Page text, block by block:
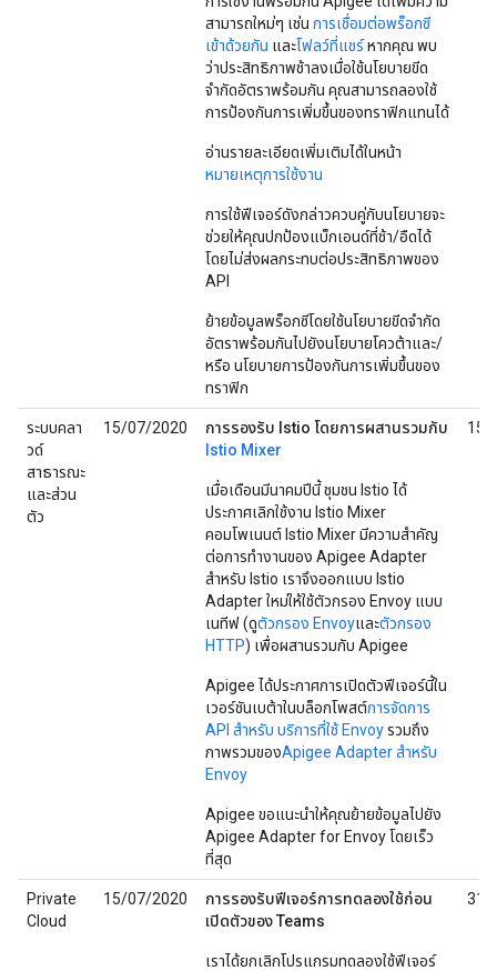
สามารถใหม่ๆ เช่น การเชื่อมต่อพร็อกซี
เข้าด้วยกัน และโฟลว์ที่แชร์หากคุณ พบ
ว่าประสิทธิภาพช้าลงเมื่อใช้นโยบายขีด
จำกัดอัตราพร้อมกัน คุณสามารถลองใช้
การป้องกันการเพิ่มขึ้นของทราฟิกแทนได้
อ่านรายละเอียดเพิ่มเติมได้ในหน้า
หมายเหตุการใช้งาน
การใช้ฟีเจอร์ดังกล่าวควบคู่กับนโยบายจะ
ช่วยให้คุณปกป้องแบ็กเอนด์ที่ช้า/อืดได้
โดยไม่ส่งผลกระทบต่อประสิทธิภาพของ
API
ย้ายข้อมูลพร็อกซีโดยใช้นโยบายขีดจํากัด
อัตราพร้อมกันไปยังนโยบายโควต้าและ/
หรือ นโยบายการป้องกันการเพิ่มขึ้นของ
ทราฟิก
ระบบคลา
วด์
สาธารณะ
และส่วน
ตัว
15/07/2020
การรองรับ Istio โดยการผสานรวมกับ
Istio Mixer
เมื่อเดือนมีนาคมปีนี้ ชุมชน Istio ได้
ประกาศเลิกใช้งาน Istio Mixer
คอมโพเนนต์ Istio Mixer มีความสำคัญ
ต่อการทำงานของ Apigee Adapter
สำหรับ Istio เราจึงออกแบบ Istio
Adapter ใหม่ให้ใช้ตัวกรอง Envoy แบบ
เนทีฟ (ดูตัวกรอง Envoyและตัวกรอง
HTTP) เพื่อผสานรวมกับ Apigee
Apigee ได้ประกาศการเปิดตัวฟีเจอร์นี้ใน
เวอร์ชันเบต้าในบล็อกโพสต์การจัดการ
API สำหรับ บริการที่ใช้ Envoyรวมถึง
ภาพรวมของApigee Adapter สำหรับ
Envoy
Apigee ขอแนะนำให้คุณย้ายข้อมูลไปยัง
Apigee Adapter for Envoy โดยเร็ว
ที่สุด
15/
Private
Cloud
15/07/2020
การรองรับฟีเจอร์การทดลองใช้ก่อน
เปิดตัวของ Teams
เราได้ยกเลิกโปรแกรมทดลองใช้ฟีเจอร์
31/